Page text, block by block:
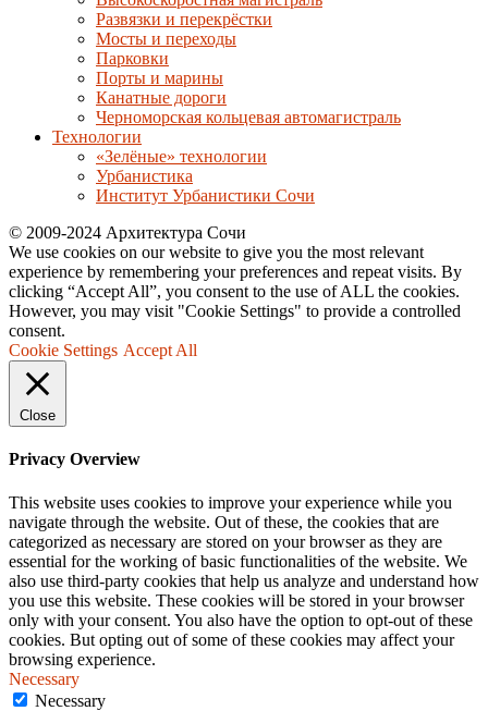
Развязки и перекрёстки
Мосты и переходы
Парковки
Порты и марины
Канатные дороги
Черноморская кольцевая автомагистраль
Технологии
«Зелёные» технологии
Урбанистика
Институт Урбанистики Сочи
© 2009-2024 Архитектура Сочи
We use cookies on our website to give you the most relevant
experience by remembering your preferences and repeat visits. By
clicking “Accept All”, you consent to the use of ALL the cookies.
However, you may visit "Cookie Settings" to provide a controlled
consent.
Cookie Settings Accept All
Close
Privacy Overview
This website uses cookies to improve your experience while you
navigate through the website. Out of these, the cookies that are
categorized as necessary are stored on your browser as they are
essential for the working of basic functionalities of the website. We
also use third-party cookies that help us analyze and understand how
you use this website. These cookies will be stored in your browser
only with your consent. You also have the option to opt-out of these
cookies. But opting out of some of these cookies may affect your
browsing experience.
Necessary
Necessary